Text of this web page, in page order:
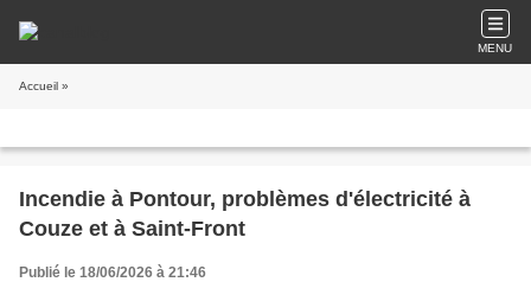
MENU
Accueil »
Incendie à Pontour, problèmes d'électricité à
Couze et à Saint-Front
Publié le 18/06/2026 à 21:46